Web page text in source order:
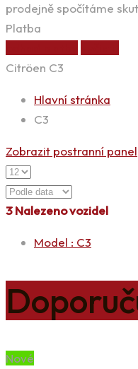
prodejně spočítáme
Platba
Citröen C3
Hlavní stránka
C3
Zobrazit postranní panel
3Nalezeno vozidel
Model : C3
Nové